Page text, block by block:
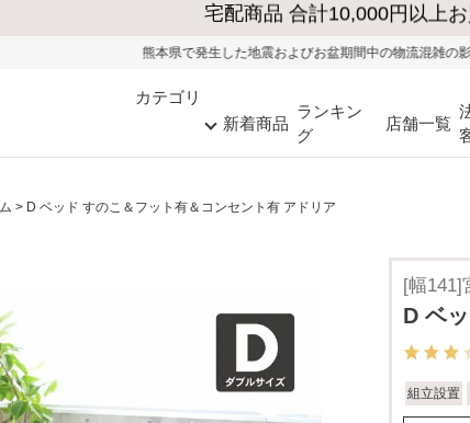
大型家具の送料・設置無
県で発生した地震およびお盆期間中の物流混雑の影響により、一部地域で
カテゴリ
新着商品
ランキン
グ
店舗一覧
D ベッド すのこ＆フット有＆コンセント有 アドリア
[幅141]
D ベ
組立設置